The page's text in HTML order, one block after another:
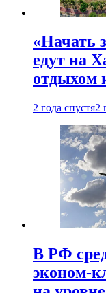
«Начать
едут на
отдыхом
2 года спустя2
В РФ
эконом-